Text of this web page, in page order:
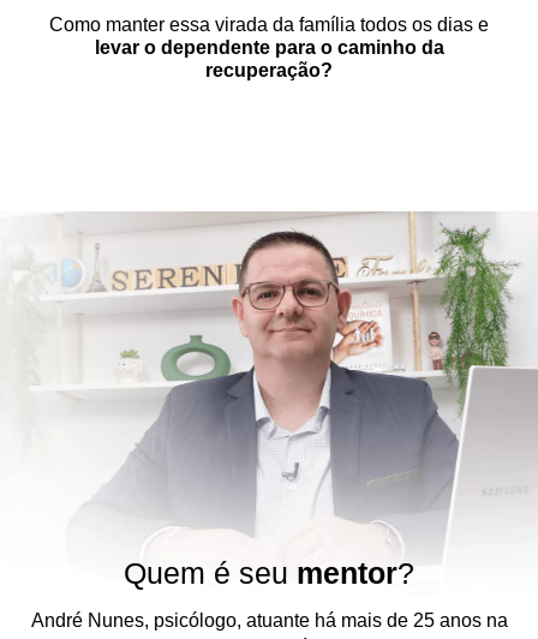
Como manter essa virada da família todos os dias e
levar o dependente para o caminho da
recuperação?
Quem é seu mentor?
André Nunes, psicólogo, atuante há mais de 25 anos na